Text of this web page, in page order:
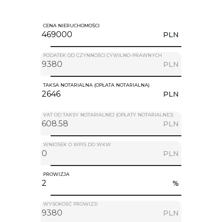
CENA NIERUCHOMOŚCI
PLN
PODATEK OD CZYNNOŚCI CYWILNO-PRAWNYCH
PLN
TAKSA NOTARIALNA (OPŁATA NOTARIALNA)
PLN
VAT OD TAKSY NOTARIALNEJ (OPŁATY NOTARIALNEJ)
PLN
WNIOSEK O WPIS DO WKW
PLN
PROWIZJA
%
WYSOKOŚĆ PROWIZJI
PLN